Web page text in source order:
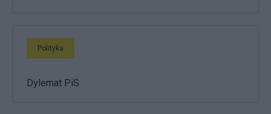
Polityka
Dylemat PiS